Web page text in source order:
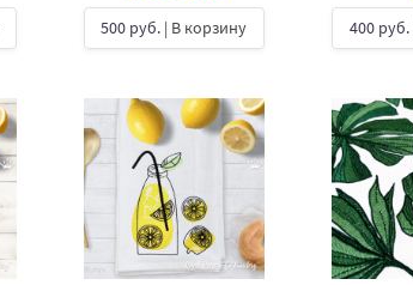
500 руб. | В корзину
400 руб.